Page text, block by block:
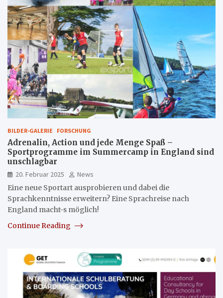
BILDER-GALERIE FORSCHUNG
Adrenalin, Action und jede Menge Spaß –
Sportprogramme im Summercamp in England sind
unschlagbar
20. Februar 2025
News
Eine neue Sportart ausprobieren und dabei die
Sprachkenntnisse erweitern? Eine Sprachreise nach
England macht-s möglich!
Continue Reading